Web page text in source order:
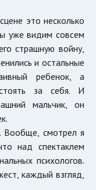
это несколько
уже видим совсем
страшную войну,
и остальные
ребенок, а
за себя. И
мальчик, он
Вообще, смотрел я
над спектаклем
психологов.
каждый взгляд,